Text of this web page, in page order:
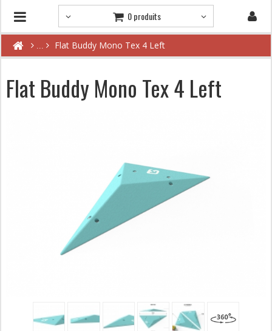
0 produits
Flat Buddy Mono Tex 4 Left
Flat Buddy Mono Tex 4 Left